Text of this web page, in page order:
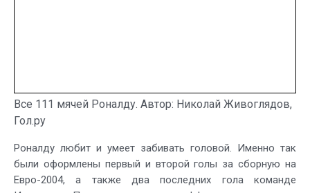
Все 111 мячей Роналду. Автор: Николай Живоглядов,
Гол.ру
Роналду любит и умеет забивать головой. Именно так
были оформлены первый и второй голы за сборную на
Евро-2004, а также два последних гола команде